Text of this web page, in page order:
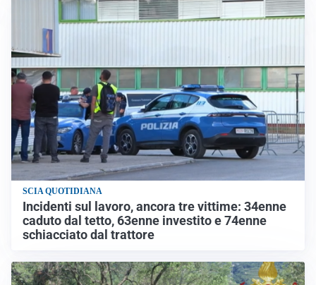
SCIA QUOTIDIANA
Incidenti sul lavoro, ancora tre vittime: 34enne
caduto dal tetto, 63enne investito e 74enne
schiacciato dal trattore